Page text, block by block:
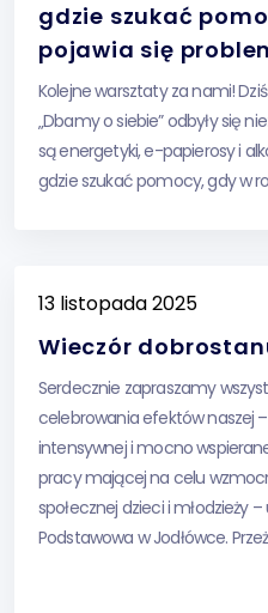
gdzie szukać
pojawia się
Kolejne warsztaty za nami!
„Dbamy o siebie” odbyły się
są energetyki, e-papierosy i
gdzie szukać pomocy, gdy w
13 listopada 2025
Wieczór
Serdecznie zapraszamy
celebrowania efektów naszej
intensywnej i mocno
pracy mającej na celu
społecznej dzieci i młodzieży
Podstawowa w Jodłówce.